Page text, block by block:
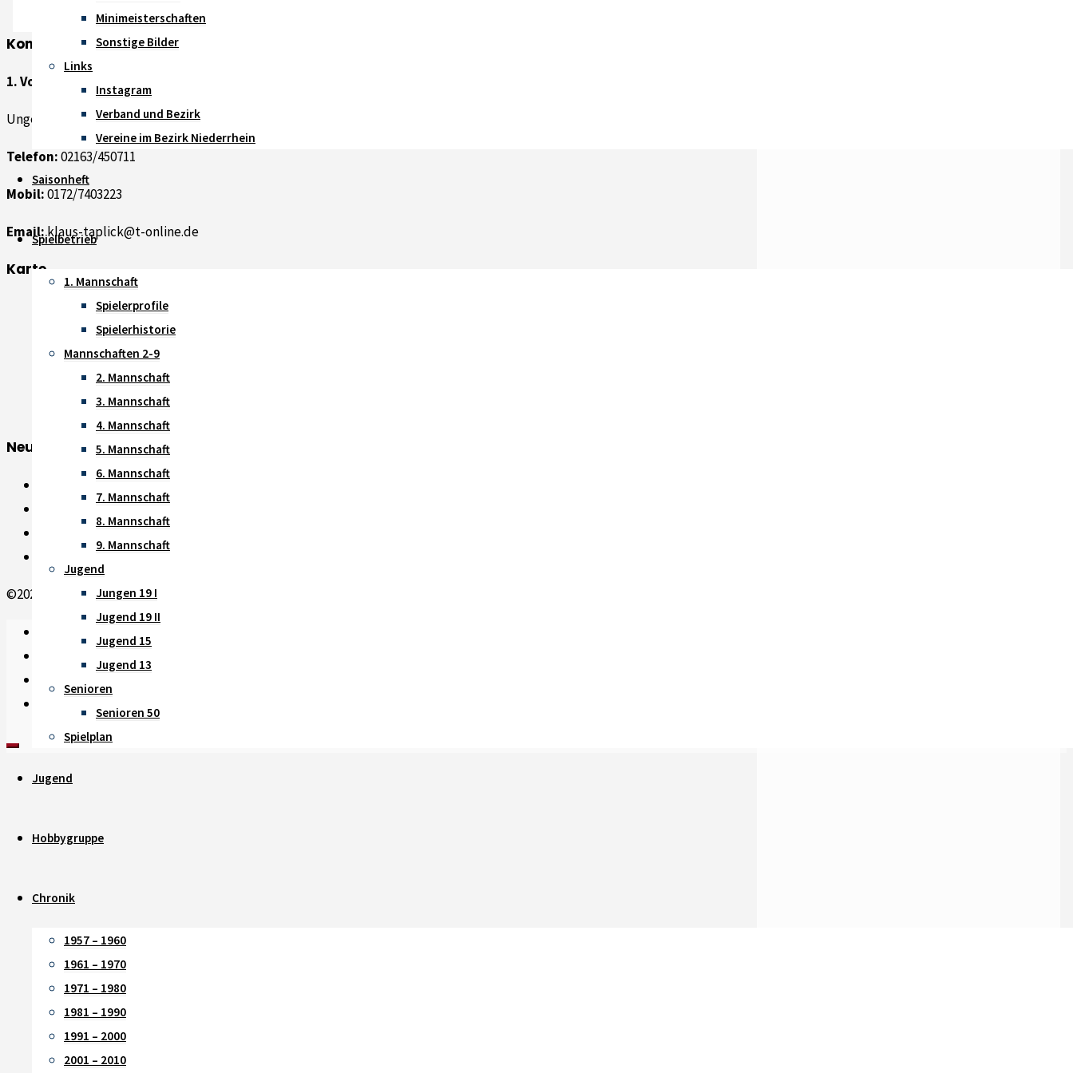
Minimeisterschaften
Sonstige Bilder
Links
Instagram
Verband und Bezirk
Vereine im Bezirk Niederrhein
Saisonheft
Spielbetrieb
1. Mannschaft
Spielerprofile
Spielerhistorie
Mannschaften 2-9
2. Mannschaft
3. Mannschaft
4. Mannschaft
5. Mannschaft
6. Mannschaft
7. Mannschaft
8. Mannschaft
9. Mannschaft
Jugend
Jungen 19 I
Jugend 19 II
Jugend 15
Jugend 13
Senioren
Senioren 50
Spielplan
Jugend
Hobbygruppe
Chronik
1957 – 1960
1961 – 1970
1971 – 1980
1981 – 1990
1991 – 2000
2001 – 2010
6. Mai 2024
Kontakt
1. Vorsitzender: Klaus Taplick
Ungerather Kirchweg 67, 41366 Schwalmtal
Telefon:02163/450711
Mobil:0172/7403223
Email:klaus-taplick@t-online.de
Karte
Neue Beiträge
Saisonheft 2026 ist online
Saisoneröffnungsradtour 2026
Zweit- und Drittligisten setzen ein Zeichen
Neuzugänge und Rückkehrer
©2026 TTC Waldniel 1957 e.V.